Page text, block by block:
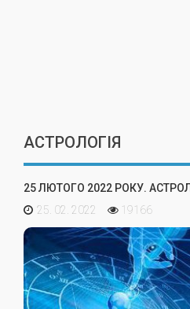
АСТРОЛОГІЯ
25 ЛЮТОГО 2022 РОКУ.
25. 02. 2022
19166